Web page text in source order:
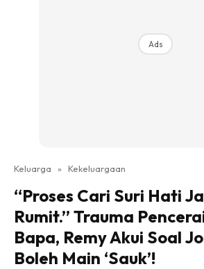
Ads
Keluarga » Kekeluargaan
“Proses Cari Suri Hati
Rumit.” Trauma
Bapa, Remy Akui Soal
Boleh Main ‘Sauk’!